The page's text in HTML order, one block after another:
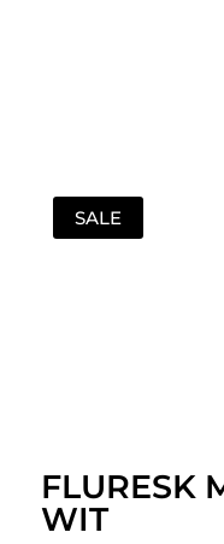
SALE
FLURESK
WIT